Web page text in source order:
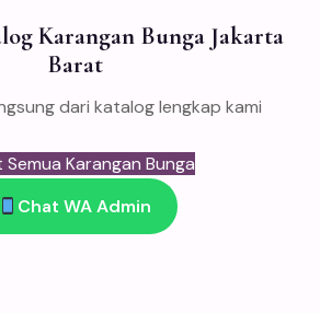
Karangan Bunga Jakarta
Barat
dari katalog lengkap kami
Karangan Bunga
Chat WA Admin